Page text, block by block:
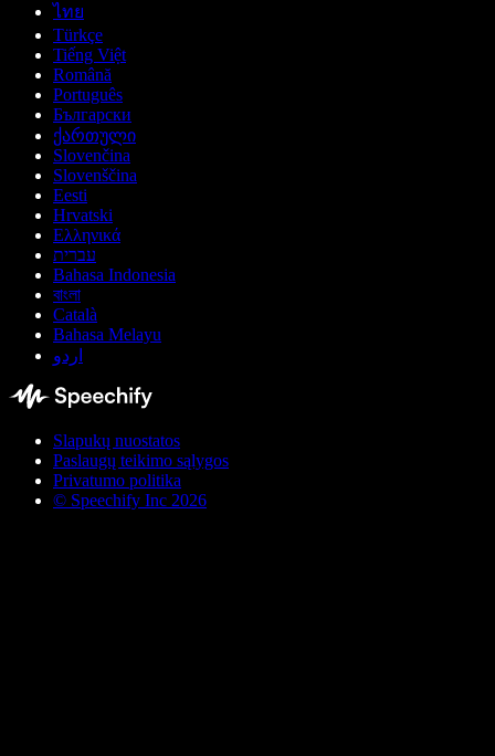
ไทย
Türkçe
Tiếng Việt
Română
Português
Български
ქართული
Slovenčina
Slovenščina
Eesti
Hrvatski
Ελληνικά
עברית
Bahasa Indonesia
বাংলা
Català
Bahasa Melayu
اردو
Slapukų nuostatos
Paslaugų teikimo sąlygos
Privatumo politika
© Speechify Inc 2026